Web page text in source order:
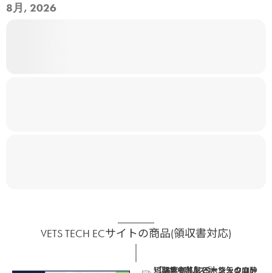
8月, 2026
VETS TECH ECサイトの商品(領収書対応)